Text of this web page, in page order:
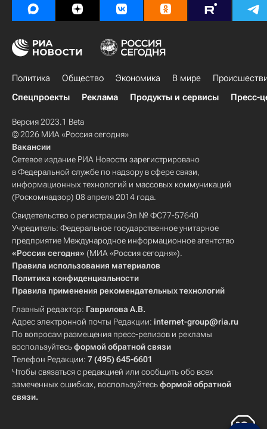
Политика Общество Экономика В мире
Спецпроекты
Реклама Продукты и сервисы Пресс-
Версия 2023.1 Beta
© 2026 МИА «Россия сегодня»
Вакансии
Сетевое издание РИА Новости зарегистрировано
в Федеральной службе по надзору в сфере связи,
информационных технологий и массовых коммуникаций
(Роскомнадзор) 08 апреля 2014 года.
Свидетельство о регистрации Эл № ФС77-57640
Учредитель: Федеральное государственное унитарное
предприятие Международное информационное агентство
«Россия сегодня» (МИА «Россия сегодня»).
Правила использования материалов
Политика конфиденциальности
Правила применения рекомендательных технологий
Главный редактор: Гаврилова А.В.
Адрес электронной почты Редакции: internet-group@ria.ru
По вопросам размещения пресс-релизов и рекламы
воспользуйтесьформой обратной связи
Телефон Редакции: 7 (495) 645-6601
Чтобы связаться с редакцией или сообщить обо всех
замеченных ошибках, воспользуйтесьформой обратной
связи.